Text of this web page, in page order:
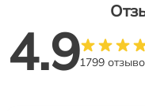
4.91799